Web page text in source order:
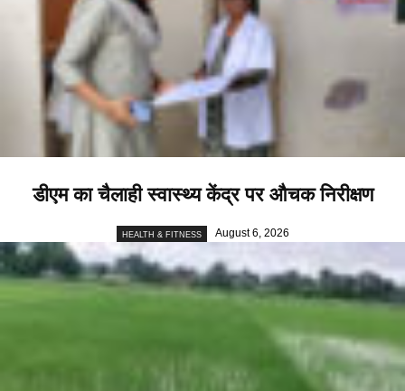
डीएम का चैलाही स्वास्थ्य केंद्र पर औचक निरीक्षण
HEALTH & FITNESS August 6, 2026